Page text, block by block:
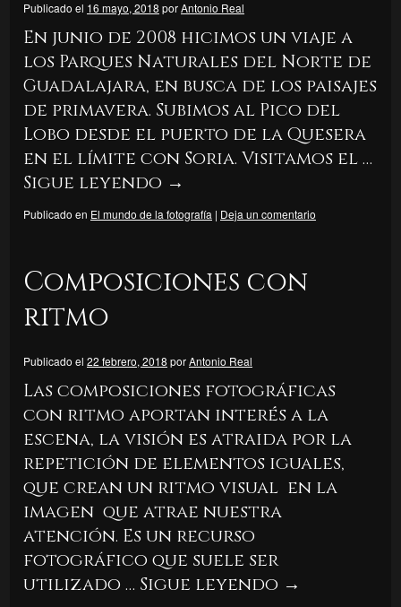
Publicado el 16 mayo, 2018 porAntonio Real
En junio de 2008 hicimos un viaje a
los Parques Naturales del Norte de
Guadalajara, en busca de los paisajes
de primavera. Subimos al Pico del
Lobo desde el puerto de la Quesera
en el límite con Soria. Visitamos el …
Sigue leyendo →
Publicado en El mundo de la fotografía | Deja un comentario
Composiciones con
ritmo
Publicado el 22 febrero, 2018 porAntonio Real
Las composiciones fotográficas
con ritmo aportan interés a la
escena, la visión es atraida por la
repetición de elementos iguales,
que crean un ritmo visual en la
imagen que atrae nuestra
atención. Es un recurso
fotográfico que suele ser
utilizado … Sigue leyendo →